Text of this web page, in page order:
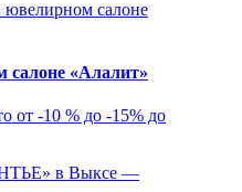
«Алалит»
от -10 % до -15% до